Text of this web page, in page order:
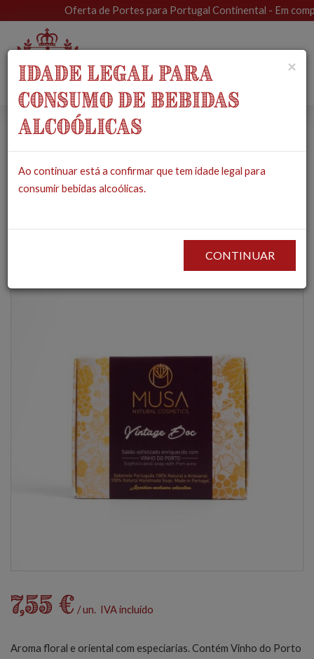
Oferta de Portes para Portugal Continental - Em
Sabonete Vintage
Doc (Vinho do Porto)
7,55 € / un. IVA incluído
Aroma floral e oriental com especiarias. Contém Vinho do Porto
×
IDADE LEGAL PARA
CONSUMO DE BEBIDAS
ALCOÓLICAS
Ao continuar está a confirmar que tem idade legal para
consumir bebidas alcoólicas.
CONTINUAR